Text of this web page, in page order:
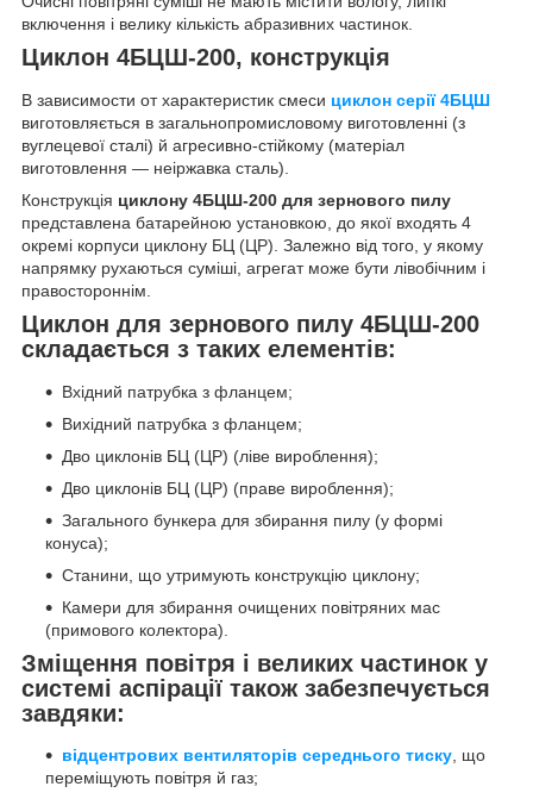
включення і велику кількість абразивних частинок.
Циклон 4БЦШ-200, конструкція
В зависимости от характеристик смеси циклон серії 4БЦШ
виготовляється в загальнопромисловому виготовленні (з
вуглецевої сталі) й агресивно-стійкому (матеріал
виготовлення — неіржавка сталь).
Конструкція циклону 4БЦШ-200 для зернового пилу
представлена батарейною установкою, до якої входять 4
окремі корпуси циклону БЦ (ЦР). Залежно від того, у якому
напрямку рухаються суміші, агрегат може бути лівобічним і
правостороннім.
Циклон для зернового пилу 4БЦШ-200
складається з таких елементів:
Вхідний патрубка з фланцем;
Вихідний патрубка з фланцем;
Дво циклонів БЦ (ЦР) (ліве вироблення);
Дво циклонів БЦ (ЦР) (праве вироблення);
Загального бункера для збирання пилу (у формі
конуса);
Станини, що утримують конструкцію циклону;
Камери для збирання очищених повітряних мас
(примового колектора).
Зміщення повітря і великих частинок у
системі аспірації також забезпечується
завдяки:
відцентрових вентиляторів середнього тиску, що
переміщують повітря й газ;